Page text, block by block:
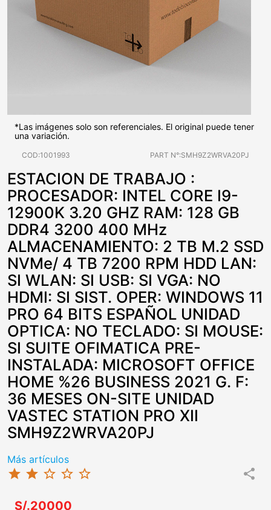
*Las imágenes solo son referenciales. El original puede tener
una variación.
COD:1001993 PART N°:SMH9Z2WRVA20PJ
ESTACION DE TRABAJO :
PROCESADOR: INTEL CORE I9-
12900K 3.20 GHZ RAM: 128 GB
DDR4 3200 400 MHz
ALMACENAMIENTO: 2 TB M.2 SSD
NVMe/ 4 TB 7200 RPM HDD LAN:
SI WLAN: SI USB: SI VGA: NO
HDMI: SI SIST. OPER: WINDOWS 11
PRO 64 BITS ESPAÑOL UNIDAD
OPTICA: NO TECLADO: SI MOUSE:
SI SUITE OFIMATICA PRE-
INSTALADA: MICROSOFT OFFICE
HOME %26 BUSINESS 2021 G. F:
36 MESES ON-SITE UNIDAD
VASTEC STATION PRO XII
SMH9Z2WRVA20PJ
Más artículos
star star star_border star_border star_border share
S/.20000